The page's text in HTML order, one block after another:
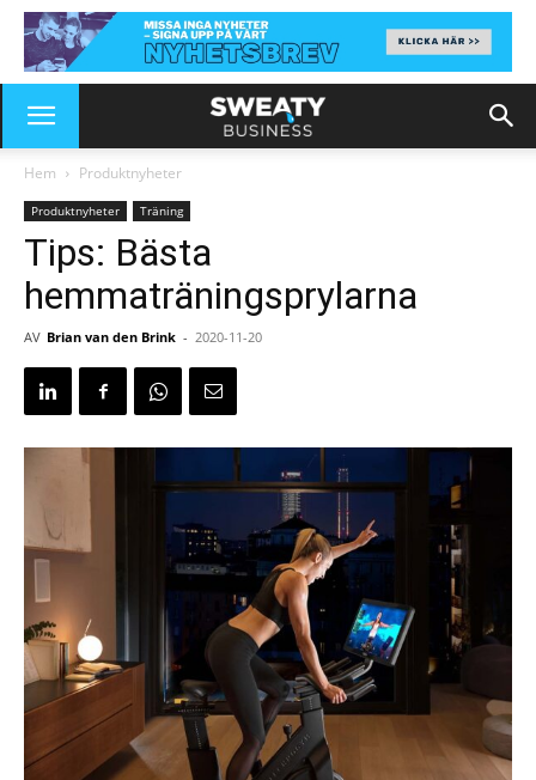
Hem Produktnyheter
Produktnyheter Träning
Tips: Bästa
hemmaträningsprylarna
AV Brian van den Brink - 2020-11-20